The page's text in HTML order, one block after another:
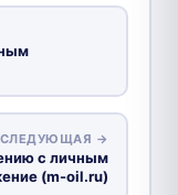
СЛЕДУЮЩАЯ →
с личным
(m-oil.ru)